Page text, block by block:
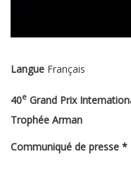
Langue Français
40e Grand Prix
Trophée Arman
Communiqué de presse